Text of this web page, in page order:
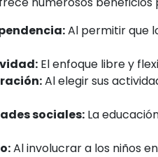
Al permitir que
El enfoque libre y
Al elegir sus
sociales: La
Al involucrar a los niños